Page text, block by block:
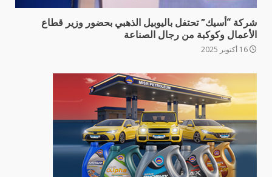
شركة “أسيك” تحتفل باليوبيل الذهبي بحضور وزير قطاع
الأعمال وكوكبة من رجال الصناعة